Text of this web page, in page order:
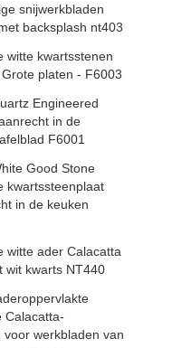
snijwerkbladen
backsplash nt403
witte kwartsstenen
platen - F6003
Engineered
in de
F6001
Good Stone
kwartssteenplaat
in de keuken
witte ader Calacatta
wit kwarts NT440
Calacatta-
voor werkbladen van